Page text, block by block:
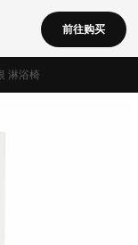
前往购买
淋浴椅